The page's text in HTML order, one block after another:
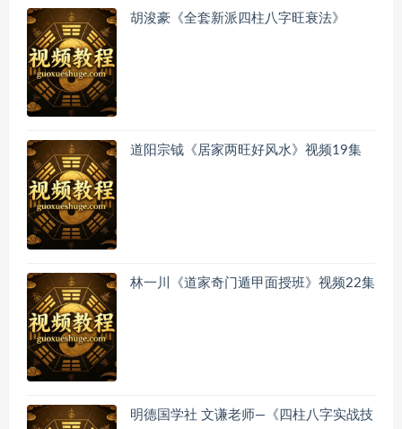
胡浚豪《全套新派四柱八字旺衰法》
道阳宗钺《居家两旺好风水》视频19集
林一川《道家奇门遁甲面授班》视频22集
明德国学社 文谦老师—《四柱八字实战技